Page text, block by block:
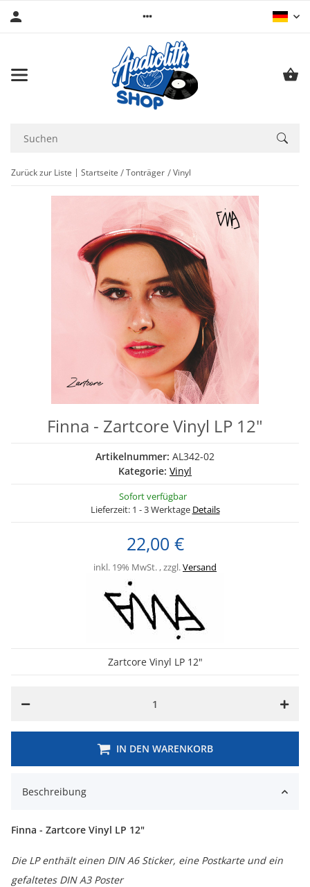
Zurück zur Liste Startseite Tonträger Vinyl
Finna - Zartcore Vinyl LP 12"
Artikelnummer: AL342-02
Kategorie: Vinyl
Sofort verfügbar
Lieferzeit: 1 - 3 Werktage Details
22,00 €
inkl. 19% MwSt. , zzgl.Versand
Zartcore Vinyl LP 12"
IN DEN WARENKORB
Beschreibung
Finna - Zartcore Vinyl LP 12"
Die LP enthält einen DIN A6 Sticker, eine Postkarte und ein
gefaltetes DIN A3 Poster